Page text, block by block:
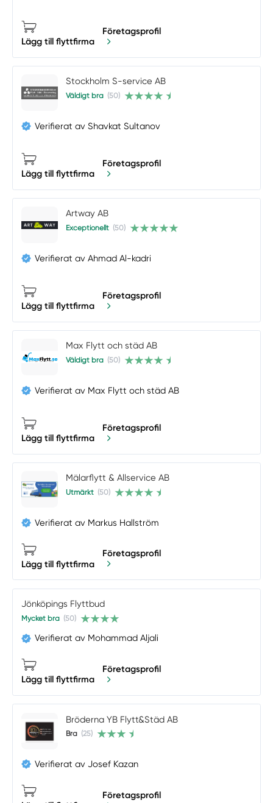
Lägg till flyttfirma
Företagsprofil
Stockholm S-service AB
Väldigt bra (50)
Verifierat av Shavkat Sultanov
Lägg till flyttfirma
Företagsprofil
Artway AB
Exceptionellt (50)
Verifierat av Ahmad Al-kadri
Lägg till flyttfirma
Företagsprofil
Max Flytt och städ AB
Väldigt bra (50)
Verifierat av Max Flytt och städ AB
Lägg till flyttfirma
Företagsprofil
Mälarflytt & Allservice AB
Utmärkt (50)
Verifierat av Markus Hallström
Lägg till flyttfirma
Företagsprofil
Jönköpings Flyttbud
Mycket bra (50)
Verifierat av Mohammad Aljali
Lägg till flyttfirma
Företagsprofil
Bröderna YB Flytt&Städ AB
Bra (25)
Verifierat av Josef Kazan
Företagsprofil